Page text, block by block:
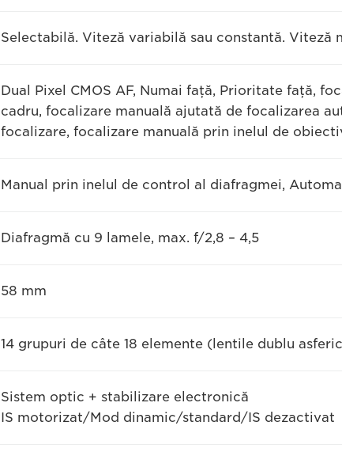
Selectabilă. Viteză variabilă sau constantă. Viteză
Dual Pixel CMOS AF, Numai faţă, Prioritate faţă,
cadru, focalizare manuală ajutată de focalizarea
focalizare, focalizare manuală prin inelul de
Manual prin inelul de control al diafragmei,
Diafragmă cu 9 lamele, max. f/2,8 – 4,5
58 mm
14 grupuri de câte 18 elemente (lentile dublu
Sistem optic + stabilizare electronică
IS motorizat/Mod dinamic/standard/IS dezactivat